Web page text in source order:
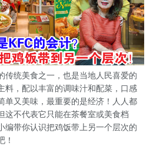
传统美食之一，也是当地人民喜爱的
料，配以丰富的调味汁和配菜，口感
单又美味，最重要的是经济！人人都
这不代表它只能在茶餐室或美食档
编带你认识把鸡饭带上另一个层次的
！